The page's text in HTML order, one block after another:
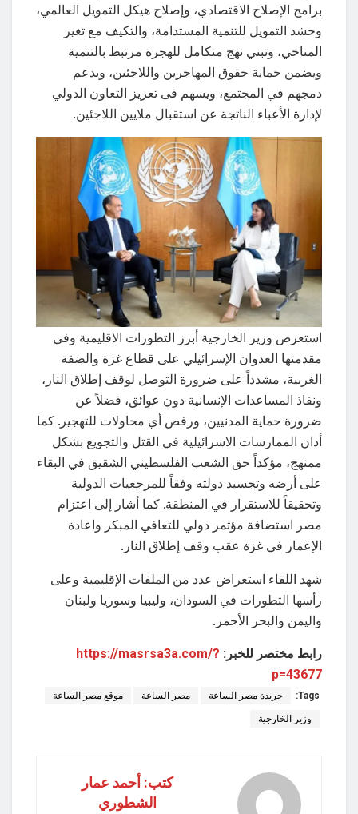
برامج الإصلاح الاقتصادي، وإصلاح هيكل التمويل العالمي،
وحشد التمويل للتنمية المستدامة، والتكيف مع تغير
المناخي، وتبني نهج متكامل للهجرة مرتبط بالتنمية
ويضمن حماية حقوق المهاجرين واللاجئين، ويدعم
دمجهم في المجتمع، ويسهم فى تعزيز التعاون الدولي
لإدارة الأعباء الناتجة عن استقبال ملايين اللاجئين.
استعرض وزير الخارجية أبرز التطورات الاقليمية وفي
مقدمتها العدوان الإسرائيلي على قطاع غزة والضفة
الغربية، مشدداً على ضرورة التوصل لوقف إطلاق النار،
ونفاذ المساعدات الإنسانية دون عوائق، فضلاً عن
ضرورة حماية المدنيين، ورفض أي محاولات للتهجير. كما
أدان الممارسات الاسرائيلية في القتل والتجويع بشكل
ممنهج، مؤكداً حق الشعب الفلسطيني الشقيق في البقاء
على أرضه وتجسيد دولته وفقاً للمرجعيات الدولية
وتحقيقاً للاستقرار في المنطقة. كما أشار إلى اعتزام
مصر استضافة مؤتمر دولي للتعافي المبكر واعادة
الإعمار في غزة عقب وقف إطلاق النار.
شهد اللقاء استعراض عدد من الملفات الإقليمية وعلى
رأسها التطورات في السودان، وليبيا وسوريا ولبنان
واليمن والبحر الأحمر.
رابط مختصر للخبر: https://masrsa3a.com/?
p=43677
Tags: جريدة مصر الساعة مصر الساعة موقع مصر الساعة
وزير الخارجية
كتب: أحمد عمار
الشطوري